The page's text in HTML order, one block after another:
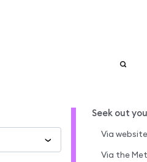
Seek out
Via
Via the